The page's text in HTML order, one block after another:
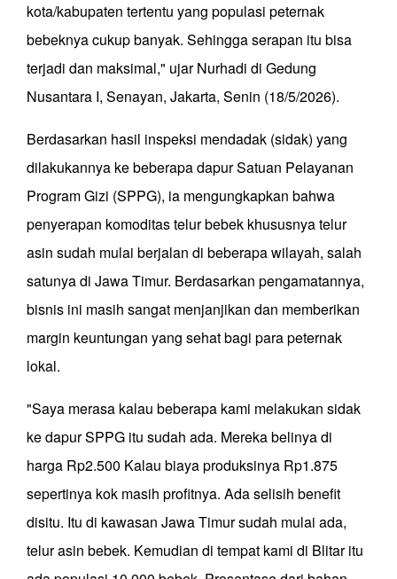
kota/kabupaten tertentu yang populasi peternak
bebeknya cukup banyak. Sehingga serapan itu bisa
terjadi dan maksimal," ujar Nurhadi di Gedung
Nusantara I, Senayan, Jakarta, Senin (18/5/2026).
Berdasarkan hasil inspeksi mendadak (sidak) yang
dilakukannya ke beberapa dapur Satuan Pelayanan
Program Gizi (SPPG), ia mengungkapkan bahwa
penyerapan komoditas telur bebek khususnya telur
asin sudah mulai berjalan di beberapa wilayah, salah
satunya di Jawa Timur. Berdasarkan pengamatannya,
bisnis ini masih sangat menjanjikan dan memberikan
margin keuntungan yang sehat bagi para peternak
lokal.
"Saya merasa kalau beberapa kami melakukan sidak
ke dapur SPPG itu sudah ada. Mereka belinya di
harga Rp2.500 Kalau biaya produksinya Rp1.875
sepertinya kok masih profitnya. Ada selisih benefit
disitu. Itu di kawasan Jawa Timur sudah mulai ada,
telur asin bebek. Kemudian di tempat kami di Blitar itu